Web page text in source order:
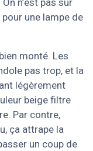
n’est pas sur
une lampe de
monté. Les
pas trop, et la
légèrement
beige filtre
Par contre,
ça attrape la
un coup de